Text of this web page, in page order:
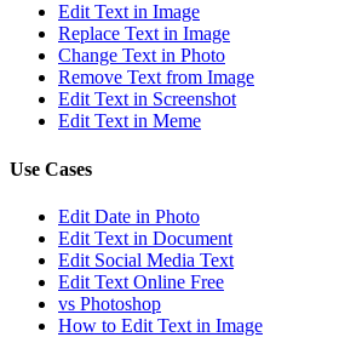
Edit Text in Image
Replace Text in Image
Change Text in Photo
Remove Text from Image
Edit Text in Screenshot
Edit Text in Meme
Use Cases
Edit Date in Photo
Edit Text in Document
Edit Social Media Text
Edit Text Online Free
vs Photoshop
How to Edit Text in Image